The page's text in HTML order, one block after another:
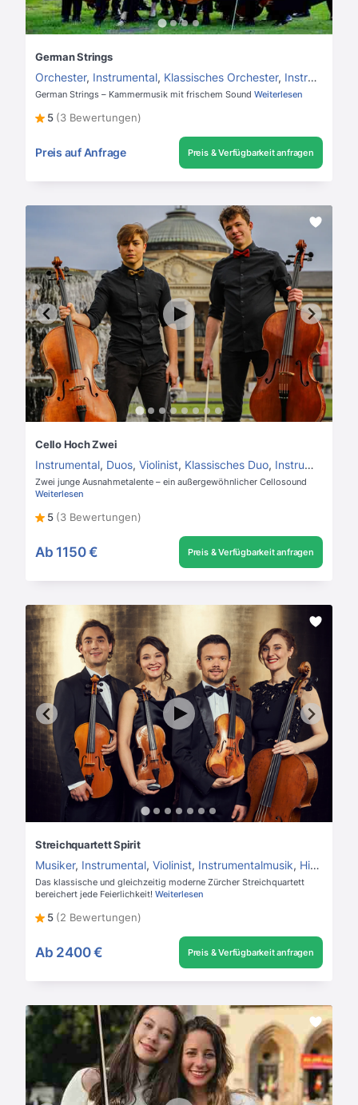
German Strings
Orchester, Instrumental, Klassisches Orchester, Instrumentalmusik
German Strings – Kammermusik mit frischem Sound Weiterlesen
5 (3 Bewertungen)
Preis auf Anfrage Preis & Verfügbarkeit anfragen
Cello Hoch Zwei
Instrumental, Duos, Violinist, Klassisches Duo, Instrumentalmusik
Zwei junge Ausnahmetalente – ein außergewöhnlicher Cellosound
Weiterlesen
5 (3 Bewertungen)
Ab 1150 € Preis & Verfügbarkeit anfragen
Streichquartett Spirit
Musiker, Instrumental, Violinist, Instrumentalmusik, Hintergrundmusik
Das klassische und gleichzeitig moderne Zürcher Streichquartett
bereichert jede Feierlichkeit! Weiterlesen
5 (2 Bewertungen)
Ab 2400 € Preis & Verfügbarkeit anfragen